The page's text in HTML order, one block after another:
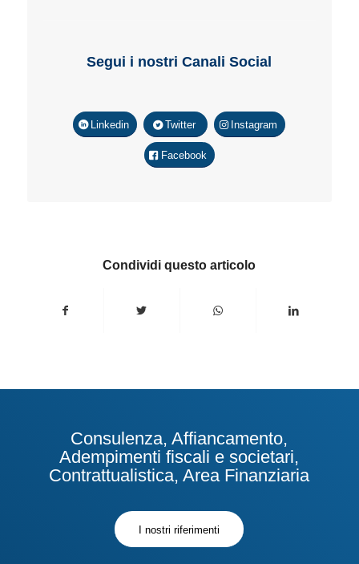
Segui i nostri Canali Social
Linkedin Twitter Instagram
Facebook
Condividi questo articolo
Consulenza, Affiancamento,
Adempimenti fiscali e societari,
Contrattualistica, Area Finanziaria
I nostri riferimenti